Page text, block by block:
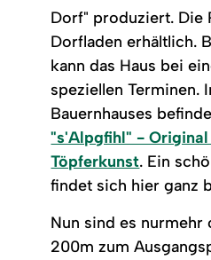
Dorf" produziert. Die
Dorfladen erhältlich.
kann das Haus bei
speziellen Terminen.
Bauernhauses
"s'Alpgfihl" -
Töpferkunst. Ein
findet sich hier ganz
Nun sind es nurmehr
200m zum